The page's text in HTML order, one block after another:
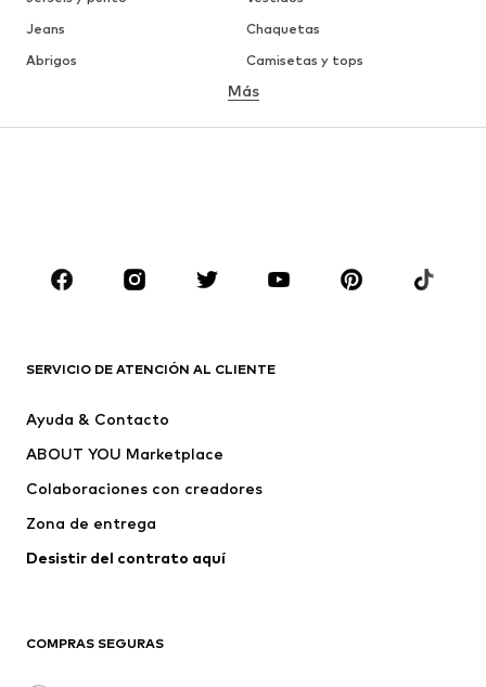
Jeans
Chaquetas
Abrigos
Camisetas y tops
Ropa interior
Faldas
Blusas y camisas
Zapatos
Deporte
Vestidos
Camisetas y tops
Chaquetas
Jerséis y punto
Ropa interior
Abrigos
Tallas grandes
Más
SERVICIO DE ATENCIÓN AL CLIENTE
Ayuda & Contacto
ABOUT YOU Marketplace
Colaboraciones con creadores
Zona de entrega
Desistir del contrato aquí
COMPRAS SEGURAS